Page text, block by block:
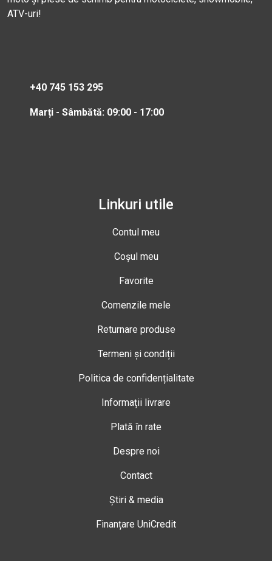
ATV-uri!
+40 745 153 295
Marți - Sâmbătă: 09:00 - 17:00
Linkuri utile
Contul meu
Coșul meu
Favorite
Comenzile mele
Returnare produse
Termeni și condiții
Politica de confidențialitate
Informații livrare
Plată în rate
Despre noi
Contact
Știri & media
Finanțare UniCredit